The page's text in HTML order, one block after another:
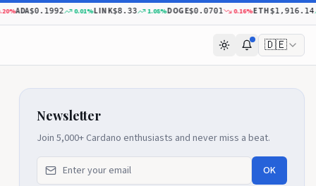
ADA$0.1992 0.01%LINK$8.33 1.08%DOGE$0.0701 0.16%ETH$1,916.14
🇩🇪
Newsletter
Join 5,000+ Cardano enthusiasts and never miss a beat.
OK